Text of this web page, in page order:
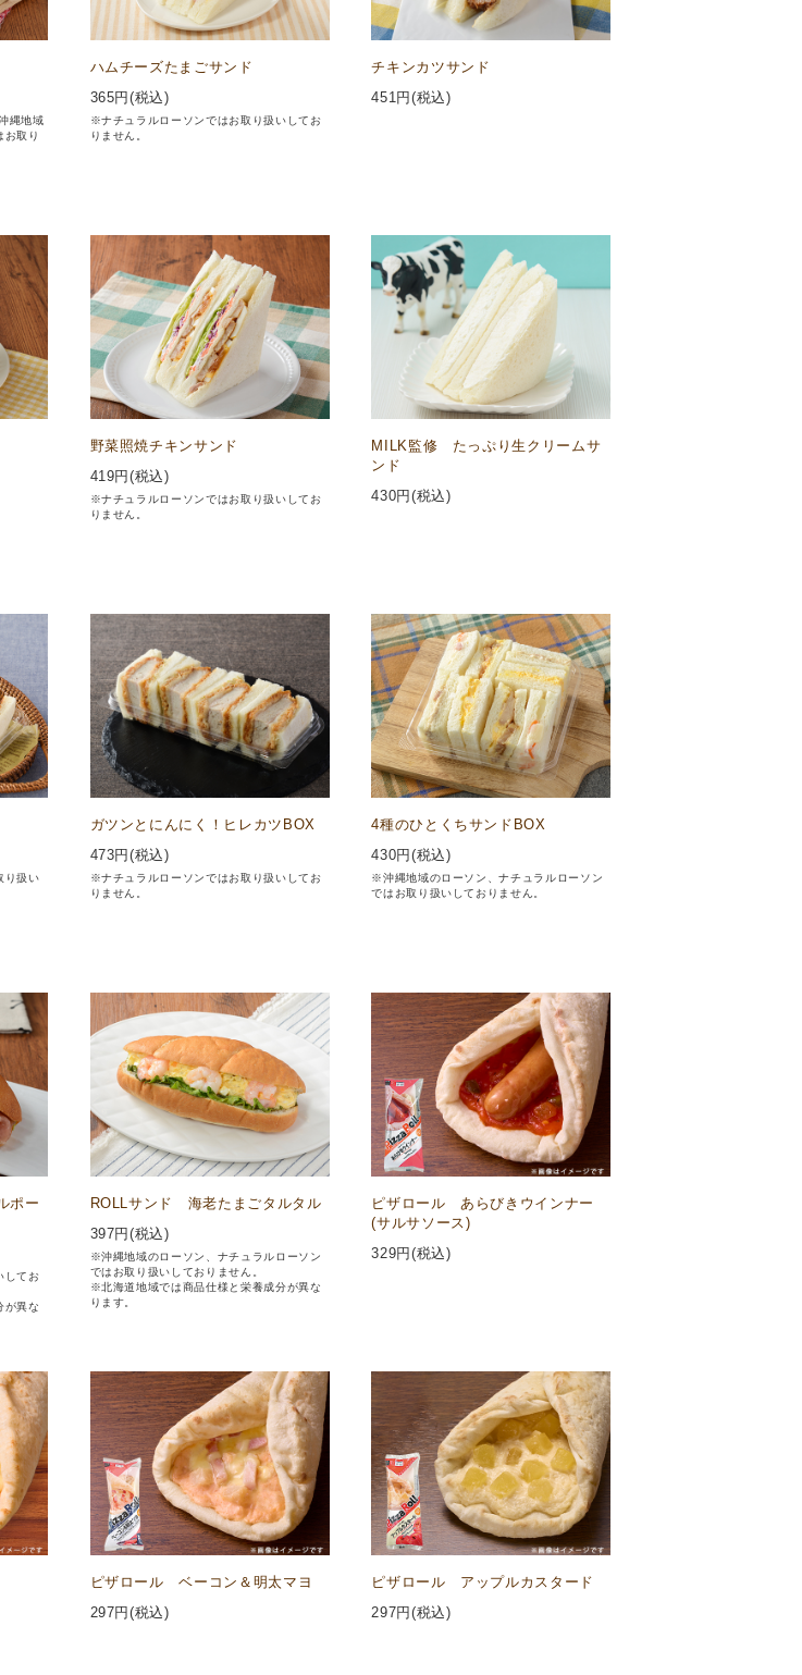
縄地域
お取り
ハムチーズたまごサンド
365円(税込)
※ナチュラルローソンではお取り扱いしてお
りません。
チキンカツサンド
451円(税込)
野菜照焼チキンサンド
419円(税込)
※ナチュラルローソンではお取り扱いしてお
りません。
MILK監修 たっぷり生クリームサ
ンド
430円(税込)
り扱い
ガツンとにんにく！ヒレカツBOX
473円(税込)
※ナチュラルローソンではお取り扱いしてお
りません。
4種のひとくちサンドBOX
430円(税込)
※沖縄地域のローソン、ナチュラルローソン
ではお取り扱いしておりません。
ポー
してお
が異な
ROLLサンド 海老たまごタルタル
397円(税込)
※沖縄地域のローソン、ナチュラルローソン
ではお取り扱いしておりません。
※北海道地域では商品仕様と栄養成分が異な
ります。
ピザロール あらびきウインナー
(サルサソース)
329円(税込)
ピザロール ベーコン＆明太マヨ
297円(税込)
ピザロール アップルカスタード
297円(税込)